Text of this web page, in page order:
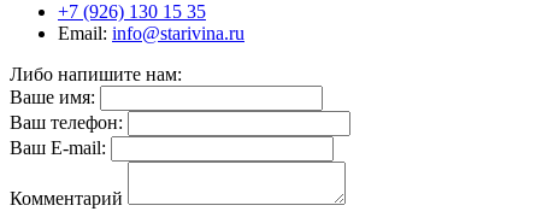
+7 (926) 130 15 35
Email: info@starivina.ru
Либо напишите нам:
Ваше имя:
Ваш телефон:
Ваш E-mail:
Комментарий